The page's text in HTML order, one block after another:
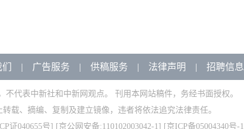
| 广告服务 | 供稿服务 | 法律声明 | 招聘信息
不代表中新社和中新网观点。 刊用本网站稿件，务经书面授权。
转载、摘编、复制及建立镜像，违者将依法追究法律责任。
证040655号] [京公网安备:110102003042-1] [京ICP备05004340号-1